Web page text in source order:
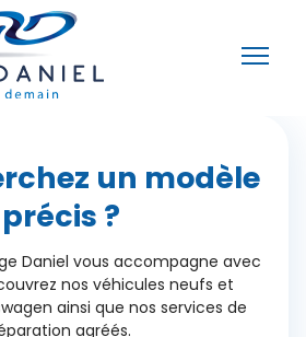
un modèle
précis ?
Daniel vous accompagne avec
nos véhicules neufs et
ainsi que nos services de
agréés.